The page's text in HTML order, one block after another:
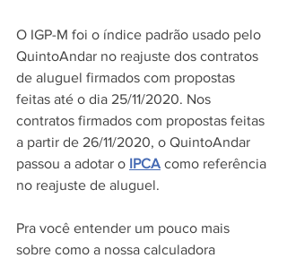
O IGP-M foi o índice padrão usado pelo
QuintoAndar no reajuste dos contratos
de aluguel firmados com propostas
feitas até o dia 25/11/2020. Nos
contratos firmados com propostas feitas
a partir de 26/11/2020, o QuintoAndar
passou a adotar o IPCA como referência
no reajuste de aluguel.
Pra você entender um pouco mais
sobre como a nossa calculadora